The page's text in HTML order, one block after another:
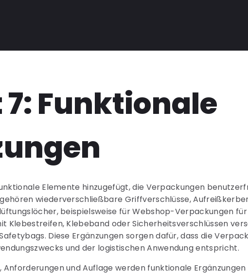
Funktionale
Elemente hinzugefügt, die Verpackungen
wiederverschließbare Griffverschlüsse,
beispielsweise für Webshop-Verpackungen für
Klebestreifen, Klebeband oder Sicherheitsverschlüssen
Diese Ergänzungen sorgen dafür, dass die
und der logistischen Anwendung entspricht.
und Auflage werden funktionale Ergänzungen